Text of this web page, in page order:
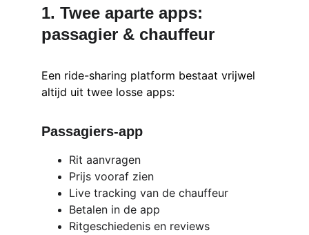
1. Twee aparte apps:
passagier & chauffeur
Een ride-sharing platform bestaat vrijwel
altijd uit twee losse apps:
Passagiers-app
Rit aanvragen
Prijs vooraf zien
Live tracking van de chauffeur
Betalen in de app
Ritgeschiedenis en reviews